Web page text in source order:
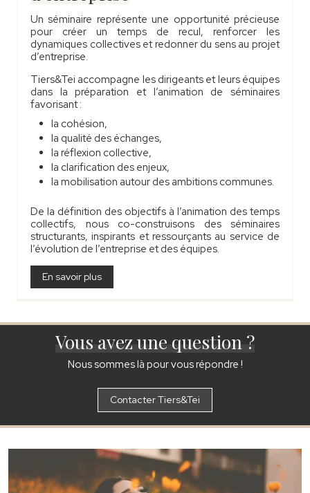
Un séminaire représente une opportunité précieuse
pour créer un temps de recul, renforcer les
dynamiques collectives et redonner du sens au projet
d’entreprise.
Tiers&Tei accompagne les dirigeants et leurs équipes
dans la préparation et l’animation de séminaires
favorisant :
la cohésion,
la qualité des échanges,
la réflexion collective,
la clarification des enjeux,
la mobilisation autour des ambitions communes.
De la définition des objectifs à l’animation des temps
collectifs, nous co-construisons des séminaires
structurants, inspirants et ressourçants au service de
l’évolution de l’entreprise et des équipes.
En savoir plus
Vous avez une question ?
Nous sommes là pour vous répondre !
Contacter Tiers&Tei